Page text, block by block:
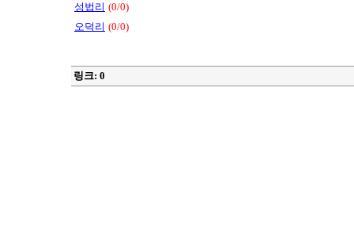
성법리 (0/0)
오덕리 (0/0)
링크: 0